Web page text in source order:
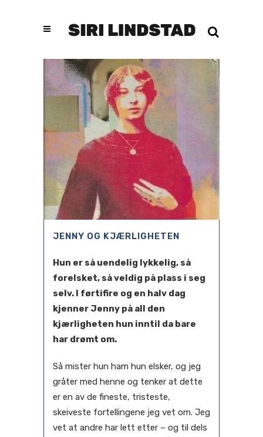
JENNY OG KJÆRLIGHETEN
Hun er så uendelig lykkelig, så
forelsket, så veldig på plass i seg
selv. I førtifire og en halv dag
kjenner Jenny på all den
kjærligheten hun inntil da bare
har drømt om.
Så mister hun ham hun elsker, og jeg
gråter med henne og tenker at dette
er en av de fineste, tristeste,
skeiveste fortellingene jeg vet om. Jeg
vet at andre har lett etter – og til dels